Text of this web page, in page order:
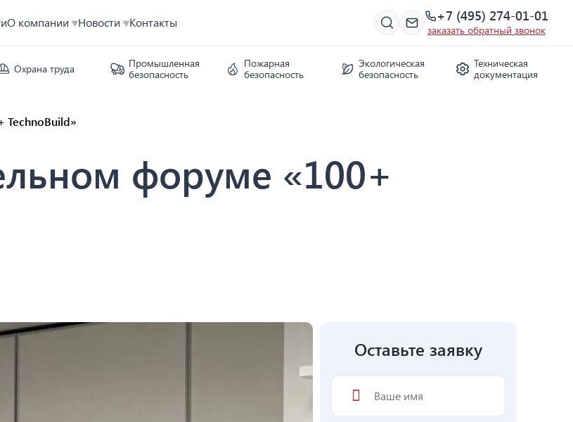
О компании Новости Контакты +7 (495) 274-01-01
заказать обратный звонок
Охрана труда
Промышленная
безопасность
Пожарная
безопасность
Экологическая
безопасность
Техническая
документация
TechnoBuild»
форуме «100+
Оставьте заявку